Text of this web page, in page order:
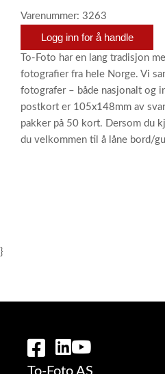
Varenummer: 3263
Logg inn for å handle
To-Foto har en lang tradisjon
fotografier fra hele Norge. Vi
fotografer – både nasjonalt og
postkort er 105x148mm av
pakker på 50 kort. Dersom du
du velkommen til å låne bord/
}
To-Foto AS